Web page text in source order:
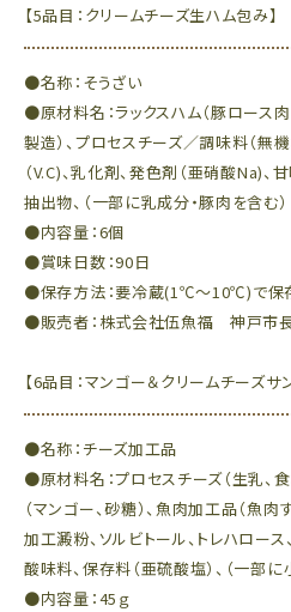
【5品目：クリームチーズ生ハム包み】
●名称：そうざい
●原材料名：ラックスハム（豚ロース肉
製造）、プロセスチーズ／調味料（無
（V.C)、乳化剤、発色剤（亜硝酸Na)、
抽出物、（一部に乳成分・豚肉を含む）
●内容量：6個
●賞味日数：90日
●保存方法：要冷蔵(1℃～10℃)で保
●販売者：株式会社伍魚福 神戸市
【6品目：マンゴー＆クリームチーズサン
●名称：チーズ加工品
●原材料名：プロセスチーズ（生乳、食
（マンゴー、砂糖）、魚肉加工品（魚
加工澱粉、ソルビトール、トレハロース
酸味料、保存料（亜硫酸塩）、（一部に
●内容量：45ｇ